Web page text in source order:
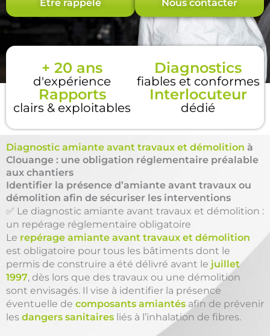
Être rappelé Nous contacter
+ 20 ans
d'expérience
Diagnostics
fiables et conformes
Rapports
clairs & exploitables
Interlocuteur
dédié
Diagnostic amiante avant travaux et démolition à
Clouange : une obligation réglementaire préalable
aux chantiers
Identifier la présence d’amiante avant travaux ou
démolition afin de sécuriser les interventions
✅ Le diagnostic amiante avant travaux et démolition :
un repérage réglementaire obligatoire
Le repérage amiante avant travaux et démolition
est obligatoire pour tous les bâtiments dont le
permis de construire a été délivré avant le juillet
1997, dès lors que des travaux ou une démolition
sont envisagés. Il vise à identifier la présence
éventuelle de composants amiantés afin de prévenir
les dangers sanitaires liés à l’inhalation de fibres.